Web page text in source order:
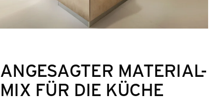
ANGESAGTER MATERIAL-
MIX FÜR DIE KÜCHE